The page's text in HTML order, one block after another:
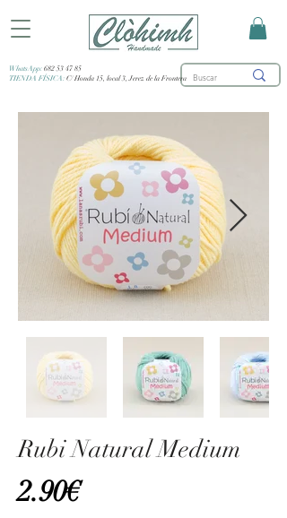
WhatsApp: 682 53 47 85
TIENDA FÍSICA: C/ Honda 15, local 3, Jerez de la Frontera
Rubi Natural Medium
2.90€